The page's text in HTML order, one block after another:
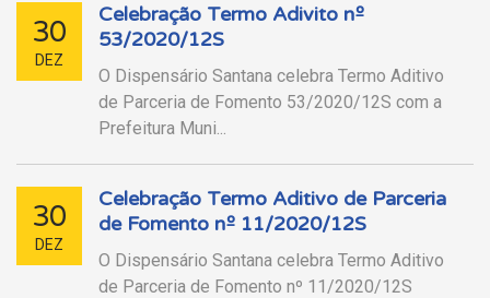
30
DEZ
Celebração Termo Adivito nº
53/2020/12S
O Dispensário Santana celebra Termo Aditivo
de Parceria de Fomento 53/2020/12S com a
Prefeitura Muni...
30
DEZ
Celebração Termo Aditivo de Parceria
de Fomento nº 11/2020/12S
O Dispensário Santana celebra Termo Aditivo
de Parceria de Fomento nº 11/2020/12S